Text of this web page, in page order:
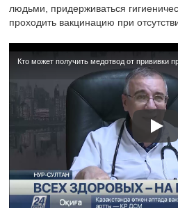
людьми, придерживаться
проходить вакцинацию при
Кто может получить медотвод от прививки